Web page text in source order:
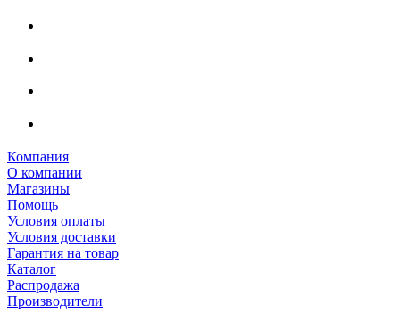
Компания
О компании
Магазины
Помощь
Условия оплаты
Условия доставки
Гарантия на товар
Каталог
Распродажа
Производители